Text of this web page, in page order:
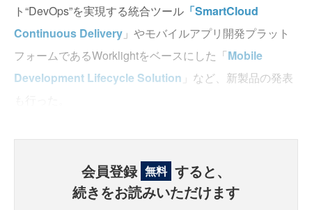
ト“DevOps”を実現する統合ツール 「SmartCloud
Continuous Delivery 」やモバイルアプリ開発プラット
フォームであるWorklightをベースにした「Mobile
Development Lifecycle Solution 」など、新製品の発表
会員登録 無料 すると、
続きをお読みいただけます